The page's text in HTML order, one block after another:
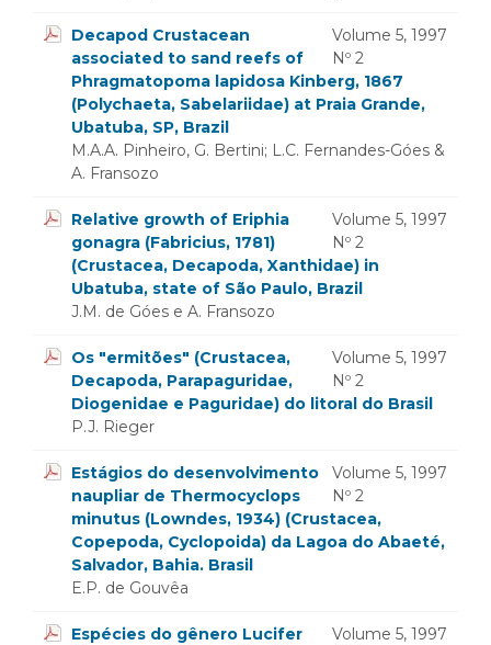
Volume 5, 1997
Nº 2
Decapod Crustacean
associated to sand reefs of
Phragmatopoma lapidosa Kinberg, 1867
(Polychaeta, Sabelariidae) at Praia Grande,
Ubatuba, SP, Brazil
M.A.A. Pinheiro, G. Bertini; L.C. Fernandes-Góes &
A. Fransozo
Volume 5, 1997
Nº 2
Relative growth of Eriphia
gonagra (Fabricius, 1781)
(Crustacea, Decapoda, Xanthidae) in
Ubatuba, state of São Paulo, Brazil
J.M. de Góes e A. Fransozo
Volume 5, 1997
Nº 2
Os "ermitões" (Crustacea,
Decapoda, Parapaguridae,
Diogenidae e Paguridae) do litoral do Brasil
P.J. Rieger
Volume 5, 1997
Nº 2
Estágios do desenvolvimento
naupliar de Thermocyclops
minutus (Lowndes, 1934) (Crustacea,
Copepoda, Cyclopoida) da Lagoa do Abaeté,
Salvador, Bahia. Brasil
E.P. de Gouvêa
Volume 5, 1997
Espécies do gênero Lucifer